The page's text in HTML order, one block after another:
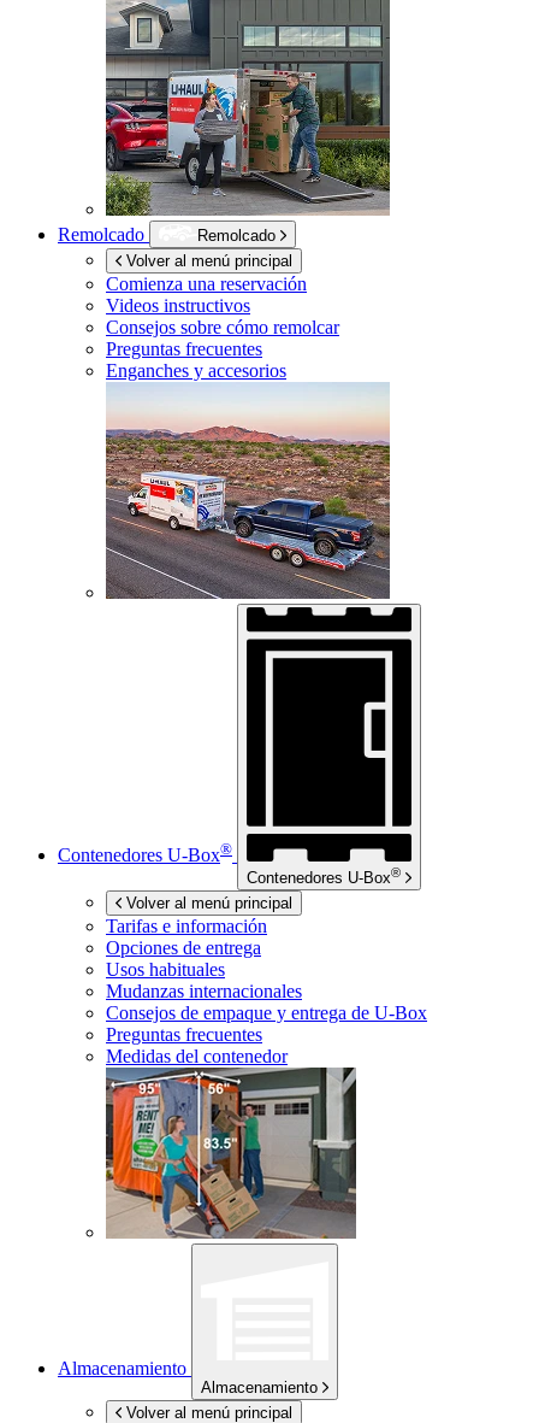
Remolcado
Remolcado
Volver al menú principal
Comienza una reservación
Videos instructivos
Consejos sobre cómo remolcar
Preguntas frecuentes
Enganches y accesorios
Contenedores U-Box®
Contenedores U-Box®
Volver al menú principal
Tarifas e información
Opciones de entrega
Usos habituales
Mudanzas internacionales
Consejos de empaque y entrega de U-Box
Preguntas frecuentes
Medidas del contenedor
Almacenamiento
Almacenamiento
Volver al menú principal